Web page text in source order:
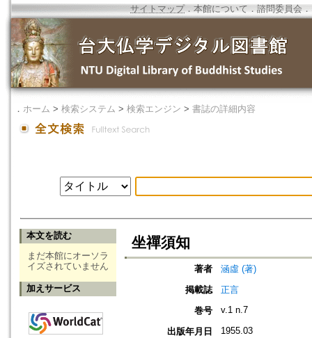
サイトマップ．本館について ． 諮問委員会 ．
． ホーム > 検索システム > 検索エンジン > 書誌の詳細内容
本文を読む
まだ本館にオーソラ
イズされていません
加えサービス
坐禪須知
著者
涵虛 (著)
掲載誌
正言
巻号
v.1 n.7
出版年月日 1955.03